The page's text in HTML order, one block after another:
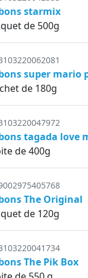
starmix
de 500g
super mario
de 180g
tagada love
de 400g
The Original
de 120g
The Pik Box